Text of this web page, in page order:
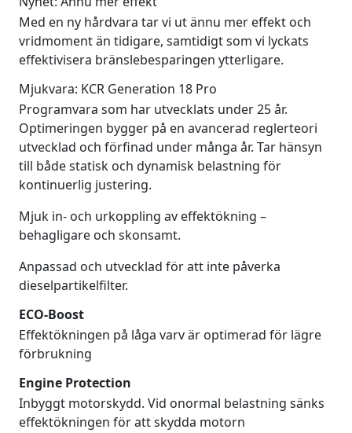
Med en ny hårdvara tar vi ut ännu mer effekt och
vridmoment än tidigare, samtidigt som vi lyckats
effektivisera bränslebesparingen ytterligare.
Mjukvara: KCR Generation 18 Pro
Programvara som har utvecklats under 25 år.
Optimeringen bygger på en avancerad reglerteori
utvecklad och förfinad under många år. Tar hänsyn
till både statisk och dynamisk belastning för
kontinuerlig justering.
Mjuk in- och urkoppling av effektökning –
behagligare och skonsamt.
Anpassad och utvecklad för att inte påverka
dieselpartikelfilter.
ECO-Boost
Effektökningen på låga varv är optimerad för lägre
förbrukning
Engine Protection
Inbyggt motorskydd. Vid onormal belastning sänks
effektökningen för att skydda motorn